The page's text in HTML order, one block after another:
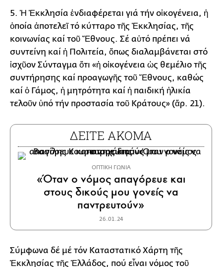
5. Ἡ Ἐκκλησία ἐνδιαφέρεται γιά τήν οἰκογένεια, ἡ
ὁποία ἀποτελεῖ τό κύτταρο τῆς Ἐκκλησίας, τῆς
κοινωνίας καί τοῦ Ἔθνους. Σέ αὐτό πρέπει νά
συντείνη καί ἡ Πολιτεία, ὅπως διαλαμβάνεται στό
ἰσχῦον Σύνταγμα ὅτι «ἡ οἰκογένεια ὡς θεμέλιο τῆς
συντήρησης καί προαγωγῆς τοῦ Ἔθνους, καθώς
καί ὁ Γάμος, ἡ μητρότητα καί ἡ παιδική ἡλικία
τελοῦν ὑπό τήν προστασία τοῦ Κράτους» (ἄρ. 21).
ΔΕΙΤΕ ΑΚΟΜΑ
ΟΠΤΙΚΗ ΓΩΝΙΑ
«Όταν ο νόμος απαγόρευε και
στους δικούς μου γονείς να
παντρευτούν»
26.01.24
Σύμφωνα δέ μέ τόν Καταστατικό Χάρτη τῆς
Ἐκκλησίας τῆς Ἑλλάδος, πού εἶναι νόμος τοῦ